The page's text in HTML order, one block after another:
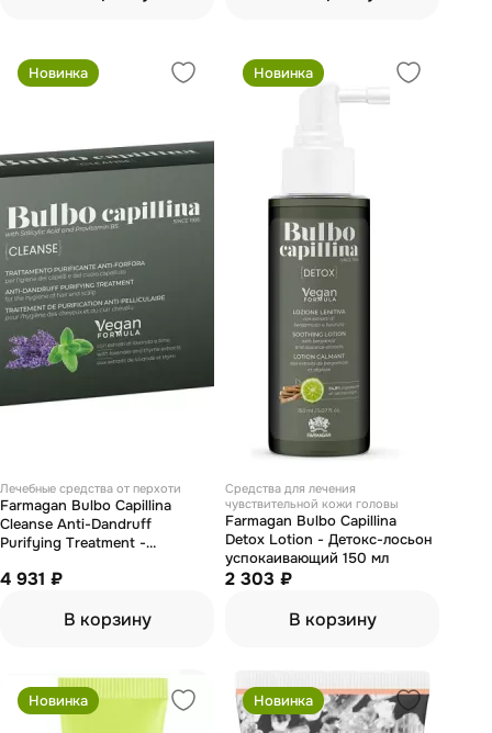
Новинка
Лечебные средства от перхоти
Farmagan Bulbo Capillina
Cleanse Anti-Dandruff
Purifying Treatment -
против перхоти в ампулах 10
4 931 ₽
В корзину
Новинка
Средства для лечения
чувствительной кожи головы
Farmagan Bulbo Capillina
Detox Lotion - Детокс-лосьон
успокаивающий 150 мл
2 303 ₽
В корзину
Новинка Новинка